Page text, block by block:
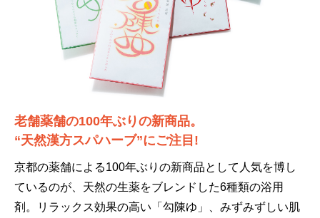
老舗薬舗の100年ぶりの新商品。
“天然漢方スパハーブ”にご注目!
京都の薬舗による100年ぶりの新商品として人気を博し
ているのが、天然の生薬をブレンドした6種類の浴用
剤。リラックス効果の高い「勾陳ゆ」、みずみずしい肌